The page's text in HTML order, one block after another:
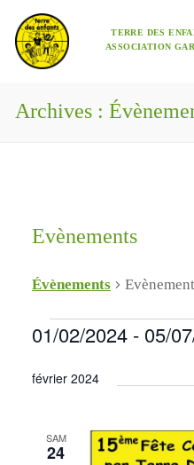
contenu
TERRE DES
ASSOCIATION
Archives :
Evènements
Évènements
Évènements
01/02/2024 - 05/
date.
février 2024
SAM
24